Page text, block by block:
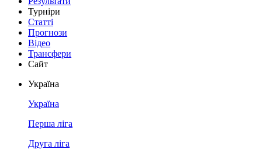
Турніри
Статті
Прогнози
Відео
Трансфери
Сайт
Україна
Україна
Перша ліга
Друга ліга